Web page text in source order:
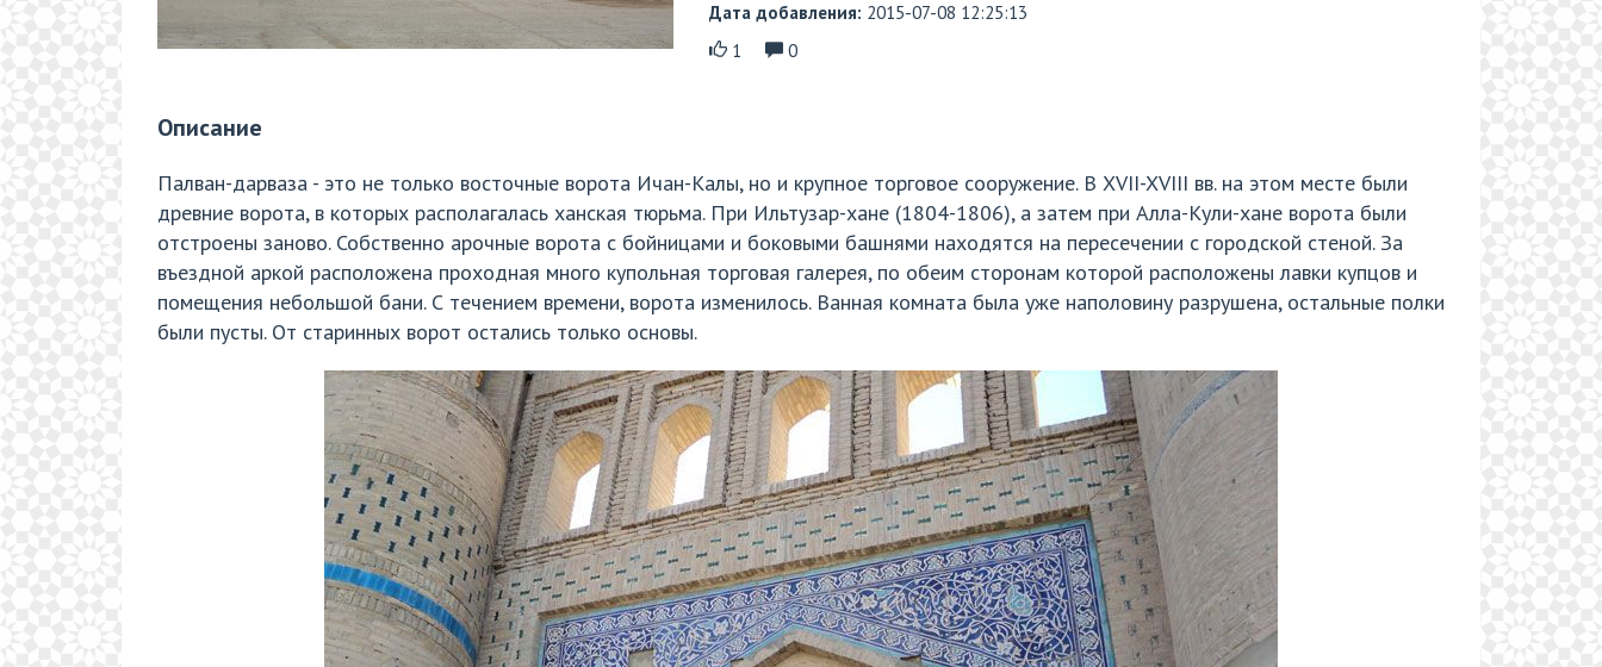
Дата добавления: 2015-07-08 12:25:13
1
0
Описание
Палван-дарваза - это не только восточные ворота Ичан-Калы, но и крупное торговое сооружение. В XVII-XVIII вв. на этом месте были
древние ворота, в которых располагалась ханская тюрьма. При Ильтузар-хане (1804-1806), а затем при Алла-Кули-хане ворота были
отстроены заново. Собственно арочные ворота с бойницами и боковыми башнями находятся на пересечении с городской стеной. За
въездной аркой расположена проходная много купольная торговая галерея, по обеим сторонам которой расположены лавки купцов и
помещения небольшой бани. С течением времени, ворота изменилось. Ванная комната была уже наполовину разрушена, остальные полки
были пусты. От старинных ворот остались только основы.